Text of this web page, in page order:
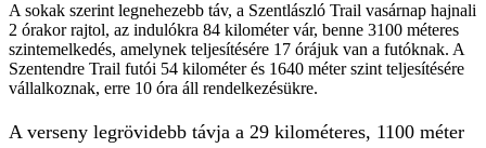
A sokak szerint legnehezebb táv, a Szentlászló Trail vasárnap hajnali
2 órakor rajtol, az indulókra 84 kilométer vár, benne 3100 méteres
szintemelkedés, amelynek teljesítésére 17 órájuk van a futóknak. A
Szentendre Trail futói 54 kilométer és 1640 méter szint teljesítésére
vállalkoznak, erre 10 óra áll rendelkezésükre.
A verseny legrövidebb távja a 29 kilométeres, 1100 méter